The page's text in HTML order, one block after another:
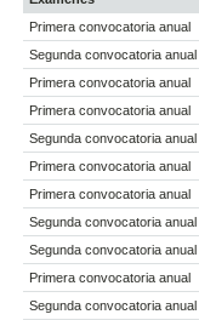
Primera convocatoria anual
Segunda convocatoria anual
Primera convocatoria anual
Primera convocatoria anual
Segunda convocatoria anual
Primera convocatoria anual
Primera convocatoria anual
Segunda convocatoria anual
Segunda convocatoria anual
Primera convocatoria anual
Segunda convocatoria anual